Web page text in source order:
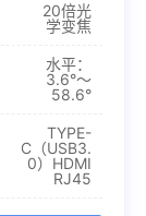
20倍光
学变焦
水平：
3.6°～
58.6°
TYPE-
C（USB3.
0）HDMI
RJ45